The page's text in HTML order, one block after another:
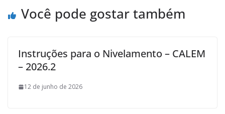
Você pode gostar também
Instruções para o Nivelamento – CALEM
– 2026.2
12 de junho de 2026